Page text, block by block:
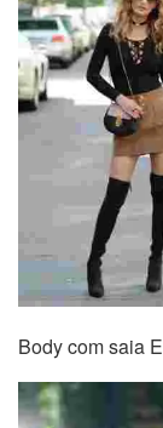
Body com saia